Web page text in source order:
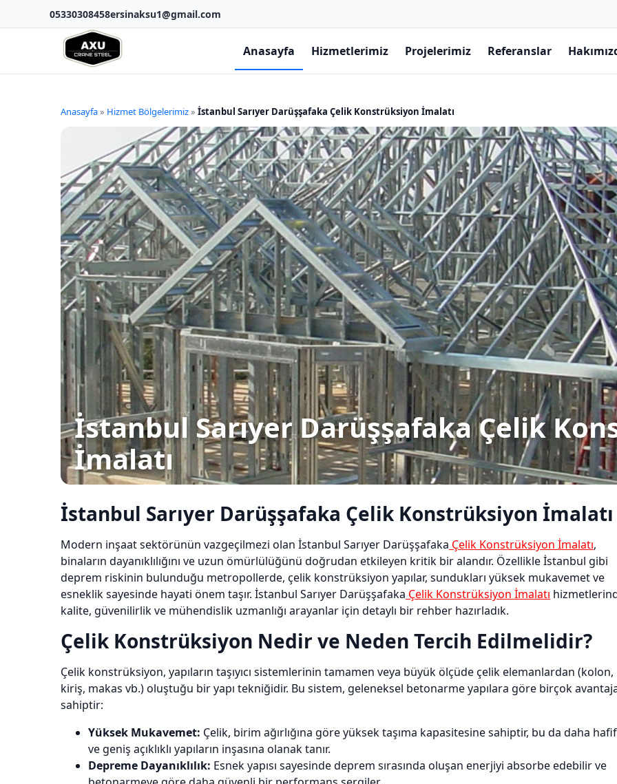
05330308458ersinaksu1@gmail.com
Anasayfa Hizmetlerimiz Projelerimiz Referanslar
Anasayfa» Hizmet Bölgelerimiz» İstanbul Sarıyer Darüşşafaka Çelik Konstrüksiyon İmalatı
İstanbul Sarıyer Darüşşafaka Çelik
İmalatı
İstanbul Sarıyer Darüşşafaka Çelik Konstrüksiyon İmalatı
Modern inşaat sektörünün vazgeçilmezi olan İstanbul Sarıyer Darüşşafaka Çelik Konstrüksiyon İmalatı,
binaların dayanıklılığını ve uzun ömürlülüğünü doğrudan etkileyen kritik bir alandır. Özellikle İstanbul gibi
deprem riskinin bulunduğu metropollerde, çelik konstrüksiyon yapılar, sundukları yüksek mukavemet ve
esneklik sayesinde hayati önem taşır. İstanbul Sarıyer Darüşşafaka Çelik Konstrüksiyon İmalatı
kalite, güvenilirlik ve mühendislik uzmanlığı arayanlar için detaylı bir rehber hazırladık.
Çelik Konstrüksiyon Nedir ve Neden Tercih Edilmelidir?
Çelik konstrüksiyon, yapıların taşıyıcı sistemlerinin tamamen veya büyük ölçüde çelik elemanlardan (kolon,
kiriş, makas vb.) oluştuğu bir yapı tekniğidir. Bu sistem, geleneksel betonarme yapılara göre birçok
sahiptir:
Yüksek Mukavemet: Çelik, birim ağırlığına göre yüksek taşıma kapasitesine sahiptir, bu da daha hafif
ve geniş açıklıklı yapıların inşasına olanak tanır.
Depreme Dayanıklılık: Esnek yapısı sayesinde deprem sırasında oluşan enerjiyi absorbe edebilir ve